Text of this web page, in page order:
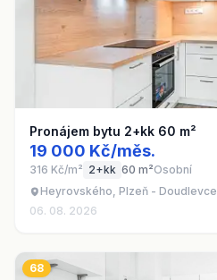
Pronájem bytu 2+kk 60 m²
19 000 Kč/měs.
316 Kč/m² 2+kk 60 m²Osobní
Heyrovského, Plzeň - Doudlevce
06. 08. 2026
68